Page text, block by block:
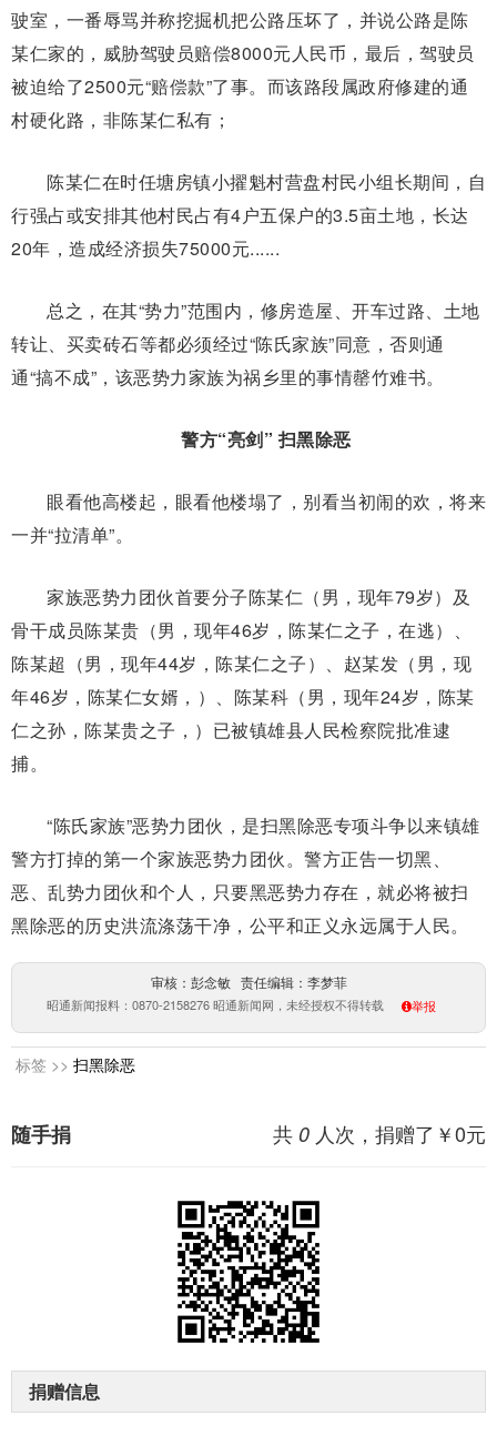
驶室，一番辱骂并称挖掘机把公路压坏了，并说公路是陈
某仁家的，威胁驾驶员赔偿8000元人民币，最后，驾驶员
被迫给了2500元“赔偿款”了事。而该路段属政府修建的通
村硬化路，非陈某仁私有；
陈某仁在时任塘房镇小擢魁村营盘村民小组长期间，自
行强占或安排其他村民占有4户五保户的3.5亩土地，长达
20年，造成经济损失75000元......
总之，在其“势力”范围内，修房造屋、开车过路、土地
转让、买卖砖石等都必须经过“陈氏家族”同意，否则通
通“搞不成”，该恶势力家族为祸乡里的事情罄竹难书。
警方“亮剑” 扫黑除恶
眼看他高楼起，眼看他楼塌了，别看当初闹的欢，将来
一并“拉清单”。
家族恶势力团伙首要分子陈某仁（男，现年79岁）及
骨干成员陈某贵（男，现年46岁，陈某仁之子，在逃）、
陈某超（男，现年44岁，陈某仁之子）、赵某发（男，现
年46岁，陈某仁女婿，）、陈某科（男，现年24岁，陈某
仁之孙，陈某贵之子，）已被镇雄县人民检察院批准逮
捕。
“陈氏家族”恶势力团伙，是扫黑除恶专项斗争以来镇雄
警方打掉的第一个家族恶势力团伙。警方正告一切黑、
恶、乱势力团伙和个人，只要黑恶势力存在，就必将被扫
黑除恶的历史洪流涤荡干净，公平和正义永远属于人民。
审核：彭念敏 责任编辑：李梦菲
昭通新闻报料：0870-2158276 昭通新闻网，未经授权不得转载 举报
标签 >> 扫黑除恶
共 0 人次，捐赠了￥0元
随手捐
捐赠信息